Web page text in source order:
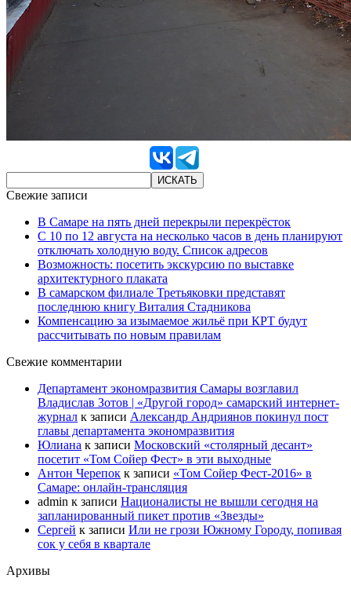
Свежие записи
В Самаре на пять дней перекрыли перекрёсток
С 10 по 12 августа на несколько часов в день планируют
отключать холодную воду. Список адресов
Возможность: посетить экскурсию по выставке
архитектурного плаката
В самарском филиале Третьяковки представят
последнюю книгу Виталия Стадникова
Компенсацию за изымаемое жильё при КРТ будут
рассчитывать по новым правилам
Свежие комментарии
Департамент экономразвития Самары возглавил
Владислав Зотов | «Другой город» самарский интернет-
журнал к записи Александр Андриянов покинул пост
главы департамента экономразвития
Юлиана к записи Московский «столярный десант»
посетит «Том Сойер Фест» в эти выходные
Антон Черепок к записи «Том Сойер Фест-2016» в
Самаре: онлайн-трансляция
admin к записи Националисты не вышли сегодня на
запланированный пикет против «Звезды»
Сергей к записи Или не грози Южному Городу, попивая
сок у себя в квартале
Архивы